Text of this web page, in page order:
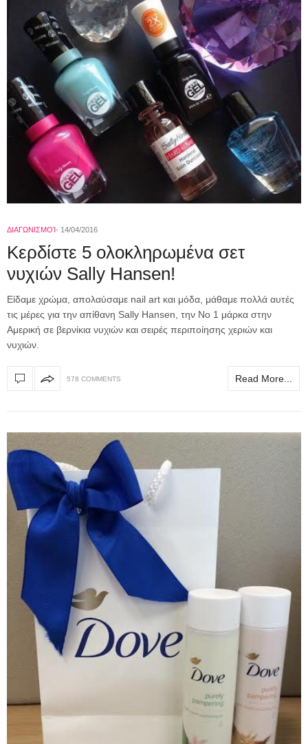
ΔΙΑΓΩΝΙΣΜΟΊ 14/04/2016
Κερδίστε 5 ολοκληρωμένα σετ
νυχιών Sally Hansen!
Είδαμε χρώμα, απολαύσαμε nail art και μόδα, μάθαμε πολλά αυτές
τις μέρες για την απίθανη Sally Hansen, την Νο 1 μάρκα στην
Αμερική σε βερνίκια νυχιών και σειρές περιποίησης χεριών και
νυχιών.
578 COMMENTS Read More...